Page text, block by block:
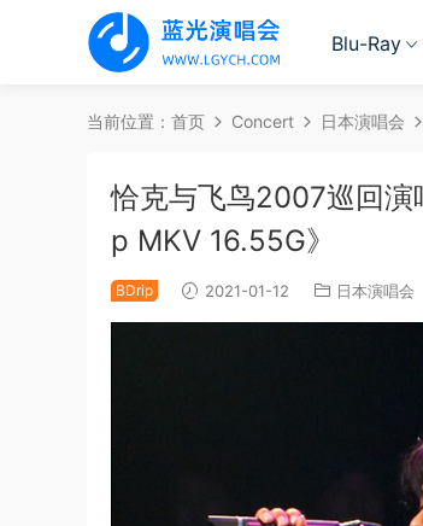
Blu-Ray
当前位置： 首页 Concert 日本演唱会
恰克与飞鸟2007巡回演
p MKV 16.55G》
BDrip 2021-01-12 日本演唱会